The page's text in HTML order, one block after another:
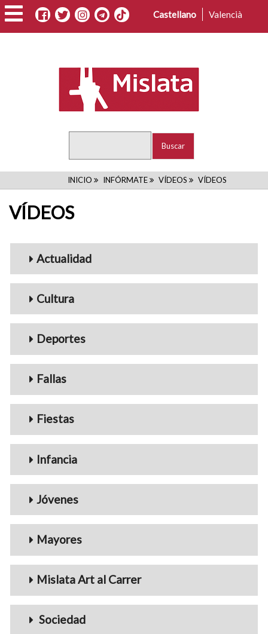
Pasar
al
contenido
Castellano Valencià
RUTA
INICIO INFÓRMATE VÍDEOS VÍDEOS
VÍDEOS
Menu_Videos
Actualidad
Cultura
Deportes
Fallas
Fiestas
Infancia
Jóvenes
Mayores
Mislata Art al Carrer
Sociedad